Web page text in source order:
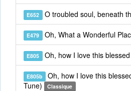
E652 O troubled soul, beneath
E479 Oh, What a Wonderful
E805 Oh, how I love this
E805b Oh, how I love this
Tune)
Classique